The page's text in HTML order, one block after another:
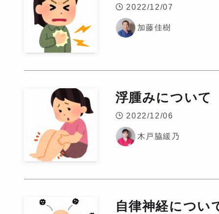
2022/12/07
加藤佳樹
浮腫みについて
2022/12/06
木戸脇緩乃
自律神経につい